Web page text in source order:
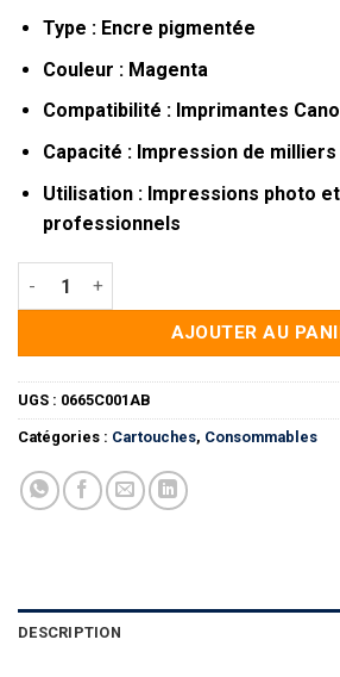
Type : Encre pigmentée
Couleur : Magenta
Compatibilité : Imprimantes
Capacité : Impression de
Utilisation : Impressions photo
professionnels
quantité de Canon GI-490 Magenta -
AJOUTER AU
UGS : 0665C001AB
Catégories : Cartouches, Consommables
DESCRIPTION